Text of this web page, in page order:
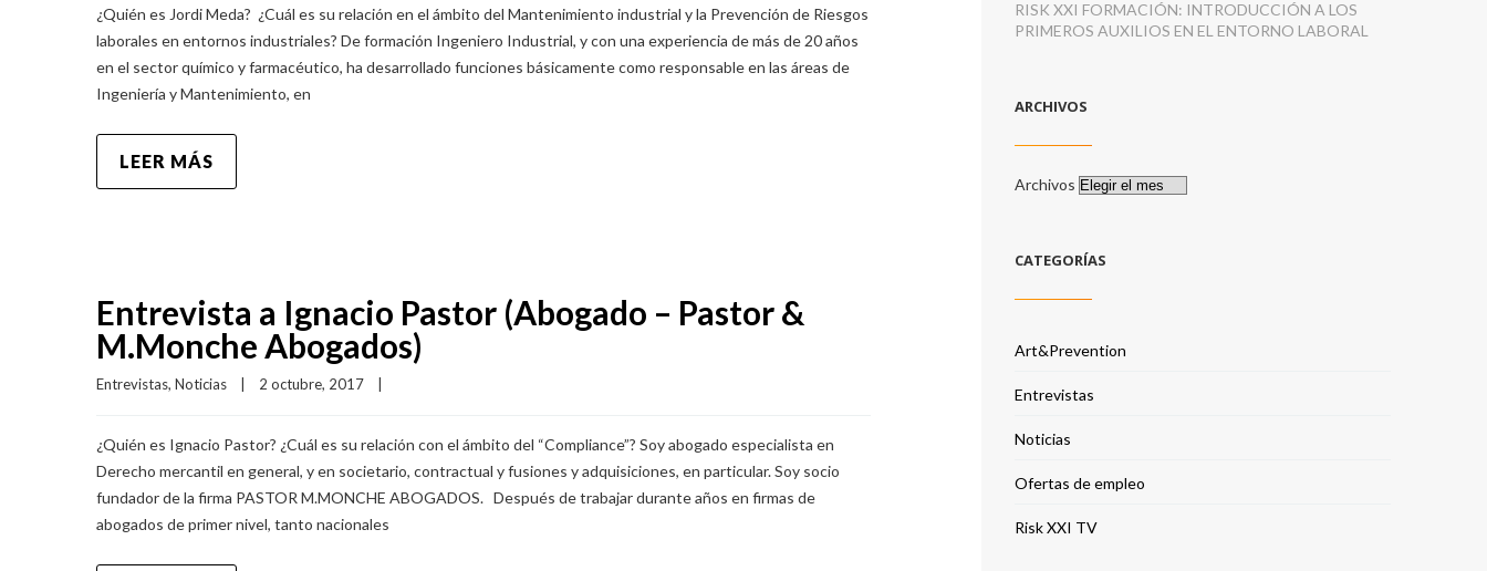
¿Quién es Jordi Meda? ¿Cuál es su relación en el ámbito del Mantenimiento industrial y la Prevención de Riesgos
laborales en entornos industriales? De formación Ingeniero Industrial, y con una experiencia de más de 20 años
en el sector químico y farmacéutico, ha desarrollado funciones básicamente como responsable en las áreas de
Ingeniería y Mantenimiento, en
LEER MÁS
Entrevista a Ignacio Pastor (Abogado – Pastor &
M.Monche Abogados)
Entrevistas, Noticias 2 octubre, 2017
¿Quién es Ignacio Pastor? ¿Cuál es su relación con el ámbito del “Compliance”? Soy abogado especialista en
Derecho mercantil en general, y en societario, contractual y fusiones y adquisiciones, en particular. Soy socio
fundador de la firma PASTOR M.MONCHE ABOGADOS. Después de trabajar durante años en firmas de
abogados de primer nivel, tanto nacionales
RISK XXI FORMACIÓN: INTRODUCCIÓN A LOS
PRIMEROS AUXILIOS EN EL ENTORNO LABORAL
ARCHIVOS
Archivos
CATEGORÍAS
Art&Prevention
Entrevistas
Noticias
Ofertas de empleo
Risk XXI TV